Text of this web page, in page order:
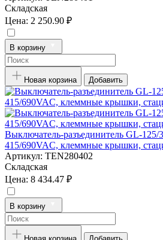
Складская
Цена: 2 250.90 ₽
В корзину
Новая корзина Добавить
Выключатель-разъединитель GL-125/
415/690VAC, клеммные крышки,
Артикул: TEN280402
Складская
Цена: 8 434.47 ₽
В корзину